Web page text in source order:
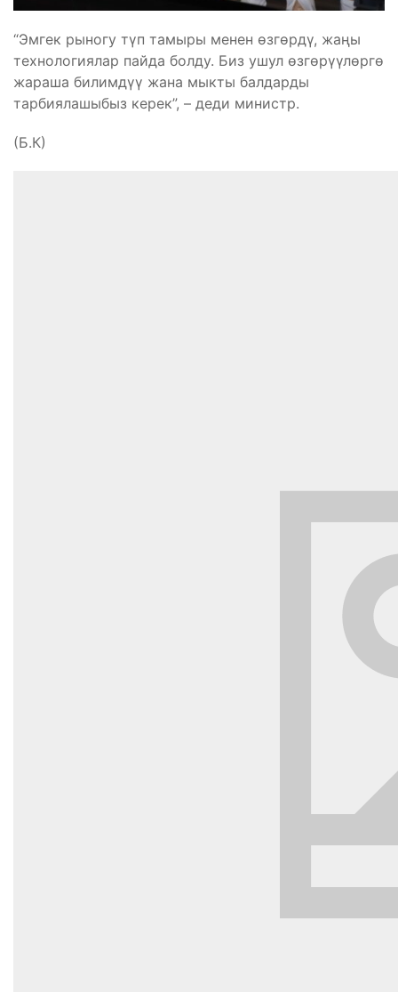
“Эмгек рыногу түп тамыры менен өзгөрдү, жаңы
технологиялар пайда болду. Биз ушул өзгөрүүлөргө
жараша билимдүү жана мыкты балдарды
тарбиялашыбыз керек”, – деди министр.
(Б.К)